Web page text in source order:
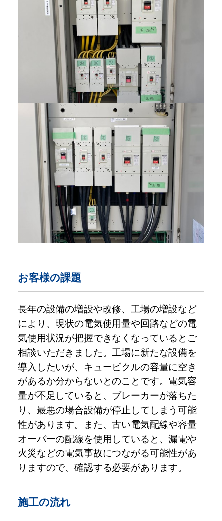
お客様の課題
長年の設備の増設や改修、工場の増設など
により、現状の電気使用量や回路などの電
気使用状況が把握できなくなっているとご
相談いただきました。工場に新たな設備を
導入したいが、キュービクルの容量に空き
があるか分からないとのことです。電気容
量が不足していると、ブレーカーが落ちた
り、最悪の場合設備が停止してしまう可能
性があります。また、古い電気配線や容量
オーバーの配線を使用していると、漏電や
火災などの電気事故につながる可能性があ
りますので、確認する必要があります。
施工の流れ